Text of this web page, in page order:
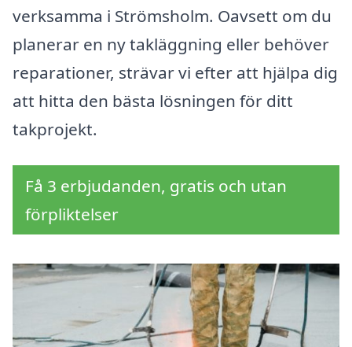
verksamma i Strömsholm. Oavsett om du
planerar en ny takläggning eller behöver
reparationer, strävar vi efter att hjälpa dig
att hitta den bästa lösningen för ditt
takprojekt.
Få 3 erbjudanden, gratis och utan
förpliktelser